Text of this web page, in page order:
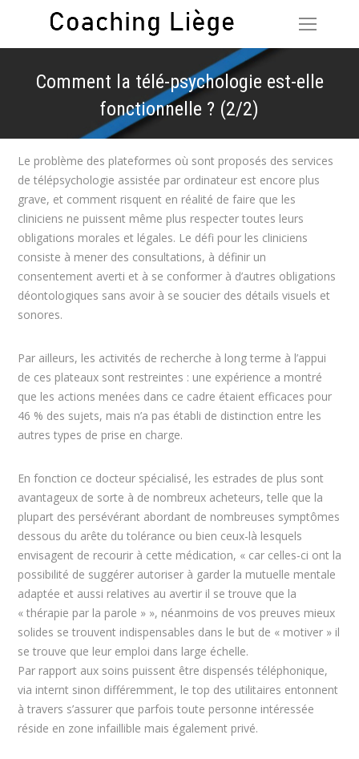
Comment la télé-psychologie est-elle
fonctionnelle ? (2/2)
Le problème des plateformes où sont proposés des services
de télépsychologie assistée par ordinateur est encore plus
grave, et comment risquent en réalité de faire que les
cliniciens ne puissent même plus respecter toutes leurs
obligations morales et légales. Le défi pour les cliniciens
consiste à mener des consultations, à définir un
consentement averti et à se conformer à d’autres obligations
déontologiques sans avoir à se soucier des détails visuels et
sonores.
Par ailleurs, les activités de recherche à long terme à l’appui
de ces plateaux sont restreintes : une expérience a montré
que les actions menées dans ce cadre étaient efficaces pour
46 % des sujets, mais n’a pas établi de distinction entre les
autres types de prise en charge.
En fonction ce docteur spécialisé, les estrades de plus sont
avantageux de sorte à de nombreux acheteurs, telle que la
plupart des persévérant abordant de nombreuses symptômes
dessous du arête du tolérance ou bien ceux-là lesquels
envisagent de recourir à cette médication, « car celles-ci ont la
possibilité de suggérer autoriser à garder la mutuelle mentale
adaptée et aussi relatives au avertir il se trouve que la
« thérapie par la parole » », néanmoins de vos preuves mieux
solides se trouvent indispensables dans le but de « motiver » il
se trouve que leur emploi dans large échelle.
Par rapport aux soins puissent être dispensés téléphonique,
via internt sinon différemment, le top des utilitaires entonnent
à travers s’assurer que parfois toute personne intéressée
réside en zone infaillible mais également privé.